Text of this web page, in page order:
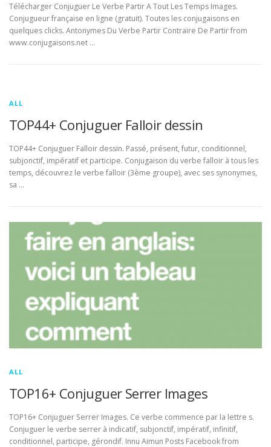
Télécharger Conjuguer Le Verbe Partir A Tout Les Temps Images.
Conjugueur française en ligne (gratuit). Toutes les conjugaisons en
quelques clicks. Antonymes Du Verbe Partir Contraire De Partir from
www.conjugaisons.net …
ALL
TOP44+ Conjuguer Falloir dessin
TOP44+ Conjuguer Falloir dessin. Passé, présent, futur, conditionnel,
subjonctif, impératif et participe. Conjugaison du verbe falloir à tous les
temps, découvrez le verbe falloir (3ème groupe), avec ses synonymes,
sa …
ALL
TOP16+ Conjuguer Serrer Images
TOP16+ Conjuguer Serrer Images. Ce verbe commence par la lettre s.
Conjuguer le verbe serrer à indicatif, subjonctif, impératif, infinitif,
conditionnel, participe, gérondif. Innu Aimun Posts Facebook from